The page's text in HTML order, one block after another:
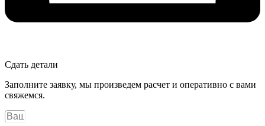
Сдать детали
Заполните заявку, мы произведем расчет и оперативно с вами
свяжемся.